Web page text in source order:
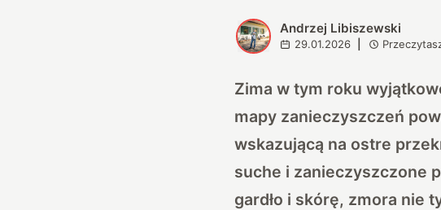
A Andrzej Libiszewski
29.01.2026
Zima w tym roku
mapy zanieczyszczeń
wskazującą na ostre
suche i zanieczyszczone
gardło i skórę, zmora nie